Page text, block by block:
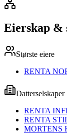
Eierskap
Største eiere
RENTA
Datterselskaper
RENTA
RENTA
MORTENS